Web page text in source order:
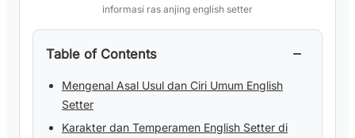
informasi ras anjing english setter
Table of Contents −
Mengenal Asal Usul dan Ciri Umum English
Setter
Karakter dan Temperamen English Setter di